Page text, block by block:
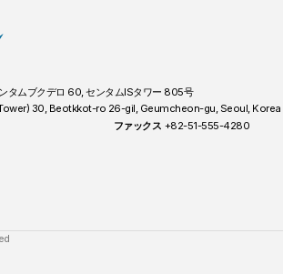
タムブクデロ 60, センタムISタワー 805号
30, Beotkkot-ro 26-gil, Geumcheon-gu, Seoul, Korea
ファックス +82-51-555-4280